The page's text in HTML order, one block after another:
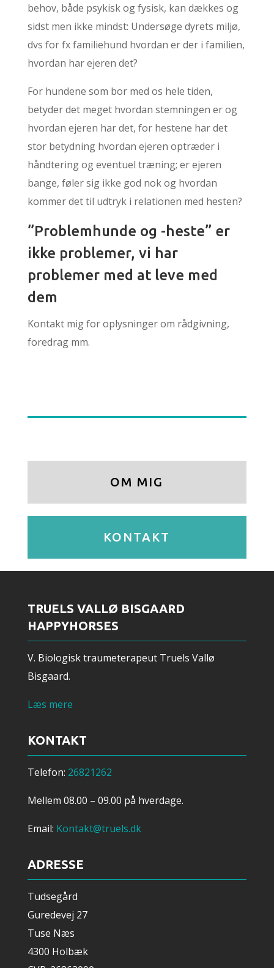
behov, både psykisk og fysisk, kan dækkes og
sidst men ikke mindst: Undersøge dyrets miljø,
dvs for fx familiehund hvordan er der i familien,
hvordan har ejeren det?
For hundene som bor med os hele tiden,
betyder det meget hvordan stemningen er og
hvordan ejeren har det, for hestene har det
stor betydning hvordan ejeren optræder i
håndtering og eventuel træning; er ejeren
bange, føler sig ikke god nok og hvordan
kommer det til udtryk i relationen med hesten?
”Problemhunde og -heste” er
ikke problemer, vi har
problemer med at leve med
dem
Kontakt mig for oplysninger om rådgivning,
foredrag mm.
OM MIG
KONTAKT
TRUELS VALLØ BISGAARD
HAPPYHORSES
V. Biologisk traumeterapeutTruels Vallø
Bisgaard.
Læs mere
KONTAKT
Telefon: 26821262
Mellem 08.00 – 09.00 på hverdage.
Email: Kontakt@truels.dk
ADRESSE
Tudsegård
Guredevej 27
Tuse Næs
4300 Holbæk